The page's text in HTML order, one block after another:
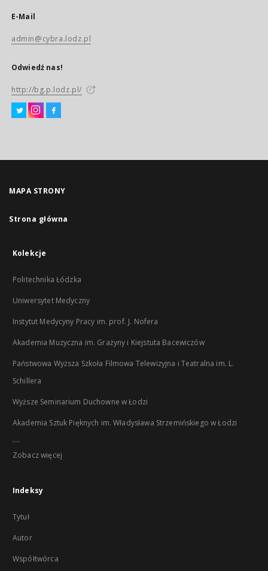
E-Mail
admin@cybra.lodz.pl
Odwiedź nas!
http://bg.p.lodz.pl/
MAPA STRONY
Strona główna
Kolekcje
Politechnika Łódzka
Uniwersytet Medyczny
Instytut Medycyny Pracy im. prof. J. Nofera
Akademia Muzyczna im. Grażyny i Kiejstuta Bacewiczów
Państwowa Wyższa Szkoła Filmowa Telewizyjna i Teatralna im. L.
Schillera
Wyższe Seminarium Duchowne w Łodzi
Akademia Sztuk Pięknych im. Władysława Strzemińskiego w Łodzi
...
Zobacz więcej
Indeksy
Tytuł
Autor
Współtwórca